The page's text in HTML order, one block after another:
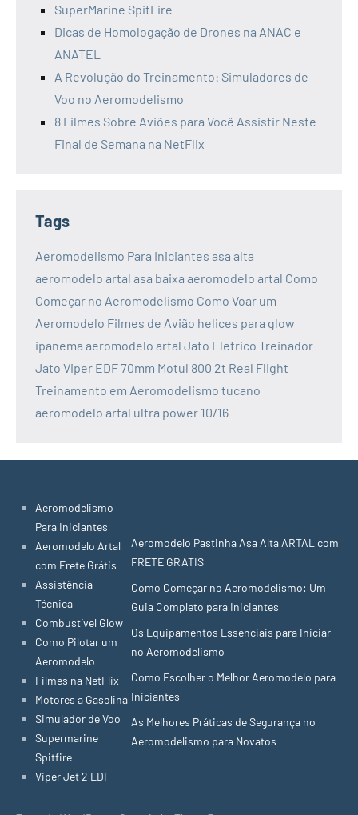
SuperMarine SpitFire
Dicas de Homologação de Drones na ANAC e
ANATEL
A Revolução do Treinamento: Simuladores de
Voo no Aeromodelismo
8 Filmes Sobre Aviões para Você Assistir Neste
Final de Semana na NetFlix
Tags
Aeromodelismo Para Iniciantes asa alta
aeromodelo artal asa baixa aeromodelo artal Como
Começar no Aeromodelismo Como Voar um
Aeromodelo Filmes de Avião helices para glow
ipanema aeromodelo artal Jato Eletrico Treinador
Jato Viper EDF 70mm Motul 800 2t Real Flight
Treinamento em Aeromodelismo tucano
aeromodelo artal ultra power 10/16
Aeromodelismo
Para Iniciantes
Aeromodelo Artal
com Frete Grátis
Assistência
Técnica
Combustível Glow
Como Pilotar um
Aeromodelo
Filmes na NetFlix
Motores a Gasolina
Simulador de Voo
Supermarine
Spitfire
Viper Jet 2 EDF
Aeromodelo Pastinha Asa Alta ARTAL com
FRETE GRATIS
Como Começar no Aeromodelismo: Um
Guia Completo para Iniciantes
Os Equipamentos Essenciais para Iniciar
no Aeromodelismo
Como Escolher o Melhor Aeromodelo para
Iniciantes
As Melhores Práticas de Segurança no
Aeromodelismo para Novatos